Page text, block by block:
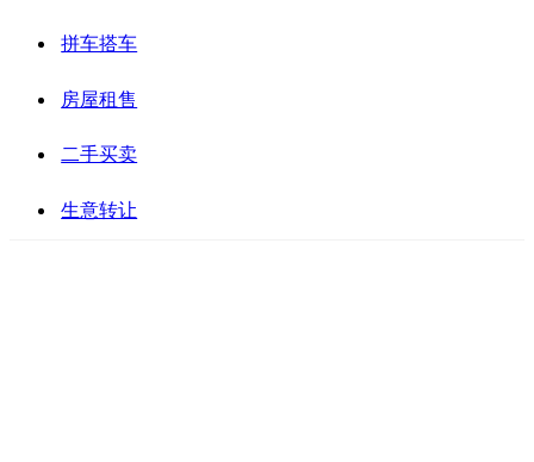
拼车搭车
房屋租售
二手买卖
生意转让